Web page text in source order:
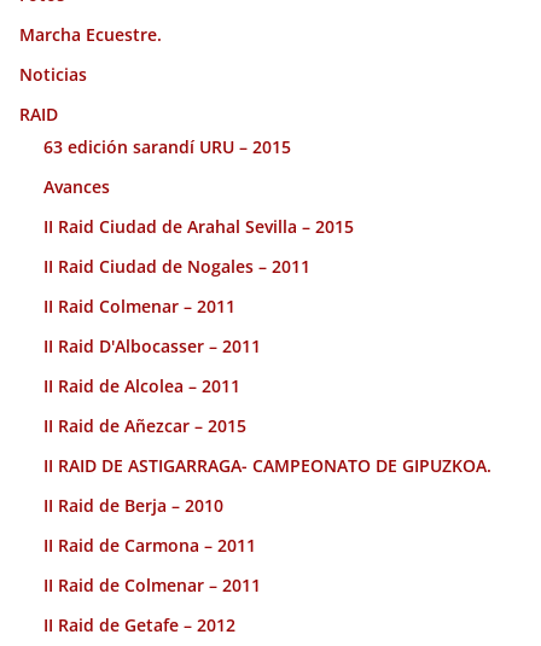
Marcha Ecuestre.
Noticias
RAID
63 edición sarandí URU – 2015
Avances
II Raid Ciudad de Arahal Sevilla – 2015
II Raid Ciudad de Nogales – 2011
II Raid Colmenar – 2011
II Raid D'Albocasser – 2011
II Raid de Alcolea – 2011
II Raid de Añezcar – 2015
II RAID DE ASTIGARRAGA- CAMPEONATO DE GIPUZKOA.
II Raid de Berja – 2010
II Raid de Carmona – 2011
II Raid de Colmenar – 2011
II Raid de Getafe – 2012